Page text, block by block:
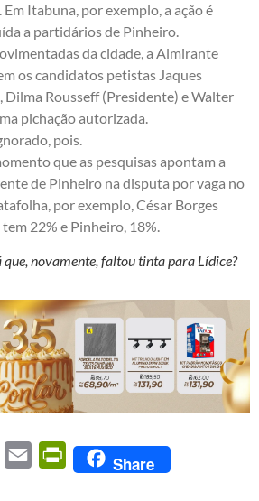
Itabuna, por exemplo, a ação é
a partidários de Pinheiro.
da cidade, a Almirante
os candidatos petistas Jaques
Rousseff (Presidente) e Walter
pichação autorizada.
pois.
que as pesquisas apontam a
de Pinheiro na disputa por vaga no
por exemplo, César Borges
22% e Pinheiro, 18%.
novamente, faltou tinta para Lídice?
Twitter Email PrintFriendly
Share